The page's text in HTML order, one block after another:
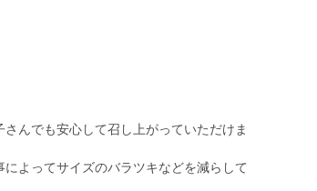
んでも安心して召し上がっていただけま
よってサイズのバラツキなどを減らして